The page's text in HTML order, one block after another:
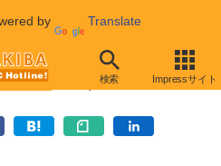
by Translate
検索 Impressサイト
PCパーツ編）